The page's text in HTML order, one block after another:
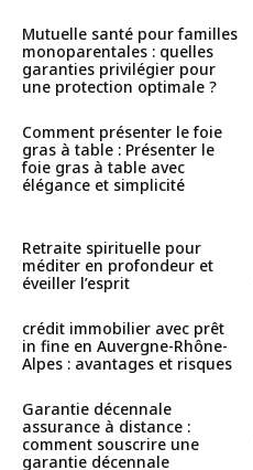
Mutuelle santé pour familles
monoparentales : quelles
garanties privilégier pour
une protection optimale ?
Comment présenter le foie
gras à table : Présenter le
foie gras à table avec
élégance et simplicité
Retraite spirituelle pour
méditer en profondeur et
éveiller l’esprit
crédit immobilier avec prêt
in fine en Auvergne-Rhône-
Alpes : avantages et risques
Garantie décennale
assurance à distance :
comment souscrire une
garantie décennale